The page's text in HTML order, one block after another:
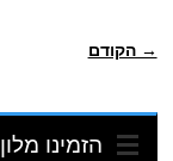
→ הקודם
הזמינו מלון